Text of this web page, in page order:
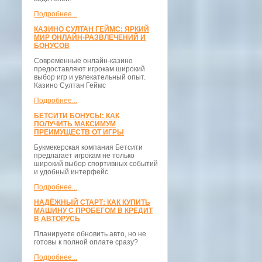
Подробнее...
КАЗИНО СУЛТАН ГЕЙМС: ЯРКИЙ
МИР ОНЛАЙН-РАЗВЛЕЧЕНИЙ И
БОНУСОВ
Современные онлайн-казино
предоставляют игрокам широкий
выбор игр и увлекательный опыт.
Казино Султан Геймс
Подробнее...
БЕТСИТИ БОНУСЫ: КАК
ПОЛУЧИТЬ МАКСИМУМ
ПРЕИМУЩЕСТВ ОТ ИГРЫ
Букмекерская компания Бетсити
предлагает игрокам не только
широкий выбор спортивных событий
и удобный интерфейс
Подробнее...
НАДЁЖНЫЙ СТАРТ: КАК КУПИТЬ
МАШИНУ С ПРОБЕГОМ В КРЕДИТ
В АВТОРУСЬ
Планируете обновить авто, но не
готовы к полной оплате сразу?
Подробнее...